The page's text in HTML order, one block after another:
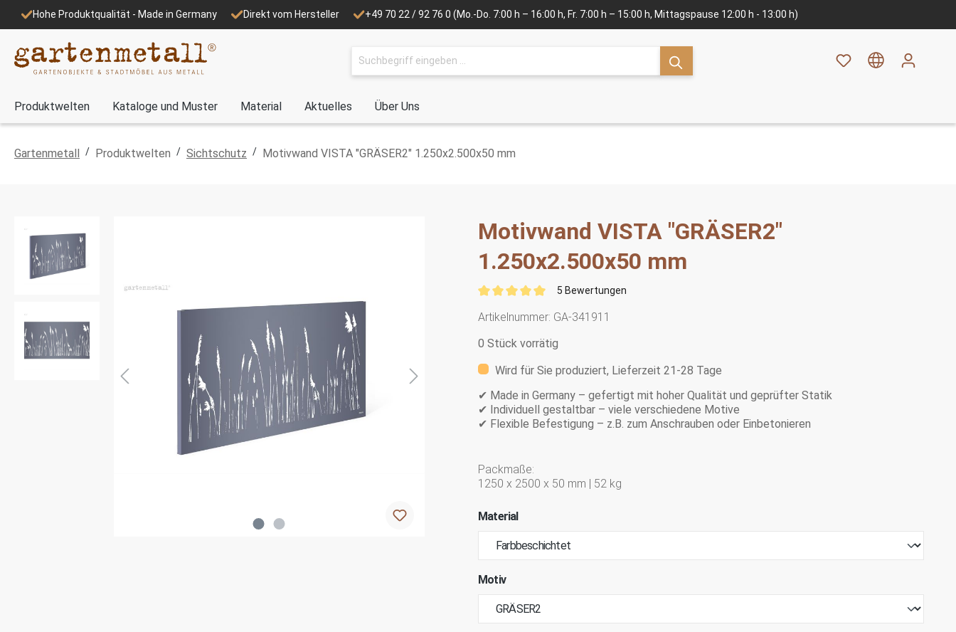
Hohe Produktqualität - Made in Germany Direkt vom Hersteller +49 70 22 / 92 76 0 (Mo.-Do. 7:00 h – 16:00 h, Fr. 7:00 h – 15:00 h, Mittagspause 12:00 h - 13:00 h)
Produktwelten Kataloge und Muster Material Aktuelles Über Uns
Gartenmetall / Produktwelten / Sichtschutz / Motivwand VISTA "GRÄSER2" 1.250x2.500x50 mm
Motivwand VISTA "GRÄSER2"
1.250x2.500x50 mm
5 Bewertungen
Artikelnummer: GA-341911
0 Stück vorrätig
Wird für Sie produziert, Lieferzeit 21-28 Tage
✔ Made in Germany – gefertigt mit hoher Qualität und geprüfter Statik
✔ Individuell gestaltbar – viele verschiedene Motive
✔ Flexible Befestigung – z.B. zum Anschrauben oder Einbetonieren
Packmaße:
1250 x 2500 x 50 mm | 52 kg
Material
Motiv